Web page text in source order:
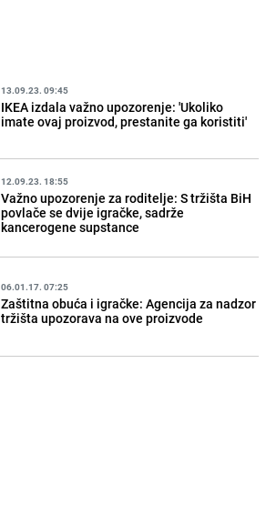
13.09.23. 09:45
IKEA izdala važno upozorenje: 'Ukoliko
imate ovaj proizvod, prestanite ga koristiti'
12.09.23. 18:55
Važno upozorenje za roditelje: S tržišta BiH
povlače se dvije igračke, sadrže
kancerogene supstance
06.01.17. 07:25
Zaštitna obuća i igračke: Agencija za nadzor
tržišta upozorava na ove proizvode